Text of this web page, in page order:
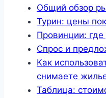
Общий обзор
Турин: цены
Провинции:
Спрос и
Как
снимаете
Таблица: